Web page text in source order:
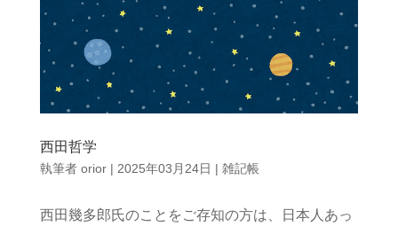
西田哲学
執筆者 orior| 2025年03月24日 | 雑記帳
西田幾多郎氏のことをご存知の方は、日本人あっ